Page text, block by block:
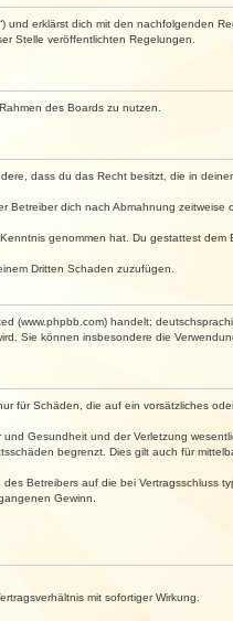
und erklärst dich mit den nachfolgenden
Stelle veröffentlichten Regelungen.
des Boards zu nutzen.
dass du das Recht besitzt, die in
dich nach Abmahnung zeitweise
genommen hat. Du gestattest dem
Dritten Schaden zuzufügen.
(www.phpbb.com) handelt;
Sie können insbesondere die
für Schäden, die auf ein vorsätzliches
Gesundheit und der Verletzung
begrenzt. Dies gilt auch für
Betreibers auf die bei Vertragsschluss
Gewinn.
mit sofortiger Wirkung.